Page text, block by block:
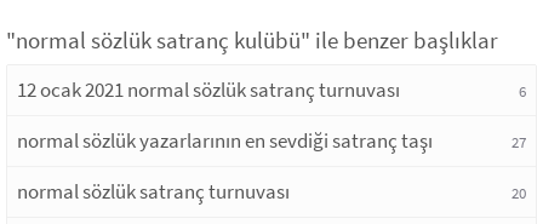
"normal sözlük satranç kulübü" ile benzer başlıklar
12 ocak 2021 normal sözlük satranç turnuvası 6
normal sözlük yazarlarının en sevdiği satranç taşı 27
normal sözlük satranç turnuvası 20